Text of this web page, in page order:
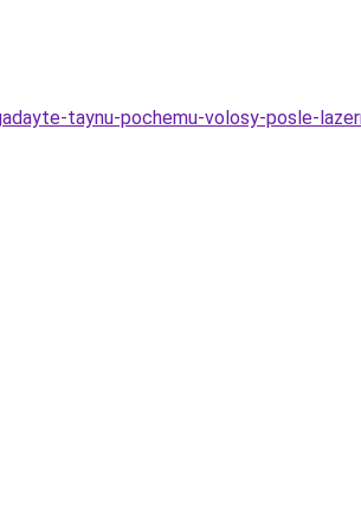
taynu-pochemu-volosy-posle-